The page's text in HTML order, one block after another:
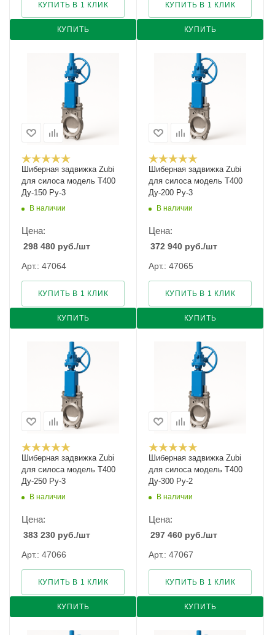
КУПИТЬ
КУПИТЬ В 1 КЛИК
КУПИТЬ
КУПИТЬ В 1 КЛИК
Шиберная задвижка Zubi
для силоса модель Т400
Ду-150 Ру-3
В наличии
Цена:
298 480 руб./шт
Арт.: 47064
КУПИТЬ
КУПИТЬ В 1 КЛИК
Шиберная задвижка Zubi
для силоса модель Т400
Ду-200 Ру-3
В наличии
Цена:
372 940 руб./шт
Арт.: 47065
КУПИТЬ
КУПИТЬ В 1 КЛИК
Шиберная задвижка Zubi
для силоса модель Т400
Ду-250 Ру-3
В наличии
Цена:
383 230 руб./шт
Арт.: 47066
КУПИТЬ
КУПИТЬ В 1 КЛИК
Шиберная задвижка Zubi
для силоса модель Т400
Ду-300 Ру-2
В наличии
Цена:
297 460 руб./шт
Арт.: 47067
КУПИТЬ
КУПИТЬ В 1 КЛИК